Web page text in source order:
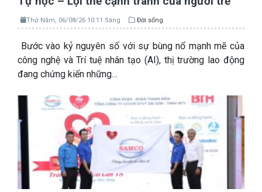
Thứ Năm, 06/08/26 10:11 Sáng Đời sống
Bước vào kỷ nguyên số với sự bùng nổ mạnh mẽ của
công nghệ và Trí tuệ nhân tạo (AI), thị trường lao động
đang chứng kiến những…